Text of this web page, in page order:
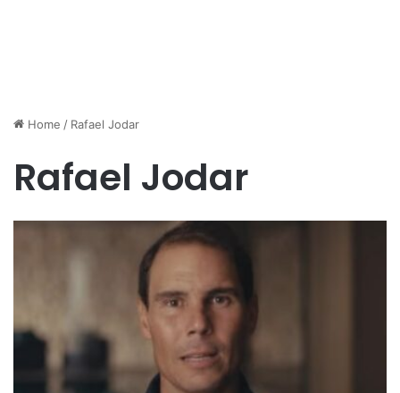
Home / Rafael Jodar
Rafael Jodar